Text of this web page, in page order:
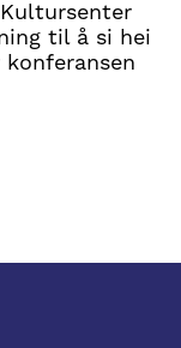
til å si hei